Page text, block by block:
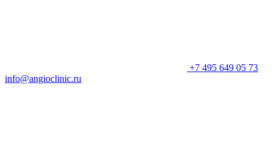
+7 495 649 05 73
info@angioclinic.ru